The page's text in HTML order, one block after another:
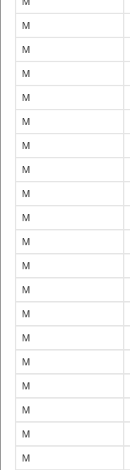
M
M
M
M
M
M
M
M
M
M
M
M
M
M
M
M
M
M
M